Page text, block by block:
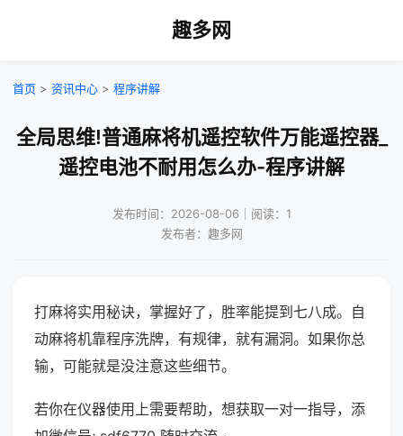
趣多网
首页 > 资讯中心 > 程序讲解
全局思维!普通麻将机遥控软件万能遥控器_
遥控电池不耐用怎么办-程序讲解
发布时间：2026-08-06｜阅读：1
发布者：趣多网
打麻将实用秘诀，掌握好了，胜率能提到七八成。自
动麻将机靠程序洗牌，有规律，就有漏洞。如果你总
输，可能就是没注意这些细节。
若你在仪器使用上需要帮助，想获取一对一指导，添